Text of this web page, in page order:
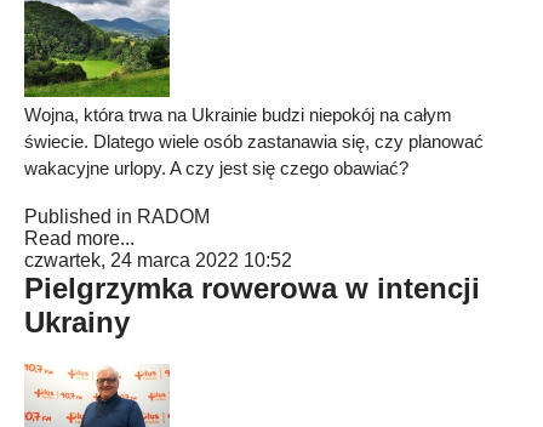
Wojna, która trwa na Ukrainie budzi niepokój na całym
świecie. Dlatego wiele osób zastanawia się, czy planować
wakacyjne urlopy. A czy jest się czego obawiać?
Published in RADOM
Read more...
czwartek, 24 marca 2022 10:52
Pielgrzymka rowerowa w intencji
Ukrainy